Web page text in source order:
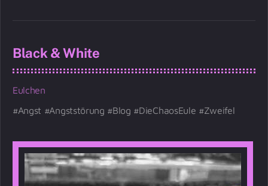
Black & White
Eulchen
Angst
Angststörung Blog DieChaosEule Zweifel